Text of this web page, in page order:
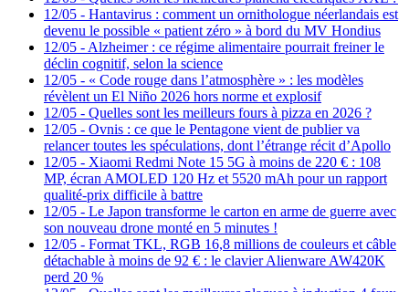
12/05 - Hantavirus : comment un ornithologue néerlandais est
devenu le possible « patient zéro » à bord du MV Hondius
12/05 - Alzheimer : ce régime alimentaire pourrait freiner le
déclin cognitif, selon la science
12/05 - « Code rouge dans l’atmosphère » : les modèles
révèlent un El Niño 2026 hors norme et explosif
12/05 - Quelles sont les meilleurs fours à pizza en 2026 ?
12/05 - Ovnis : ce que le Pentagone vient de publier va
relancer toutes les spéculations, dont l’étrange récit d’Apollo
12/05 - Xiaomi Redmi Note 15 5G à moins de 220 € : 108
MP, écran AMOLED 120 Hz et 5520 mAh pour un rapport
qualité-prix difficile à battre
12/05 - Le Japon transforme le carton en arme de guerre avec
son nouveau drone monté en 5 minutes !
12/05 - Format TKL, RGB 16,8 millions de couleurs et câble
détachable à moins de 92 € : le clavier Alienware AW420K
perd 20 %